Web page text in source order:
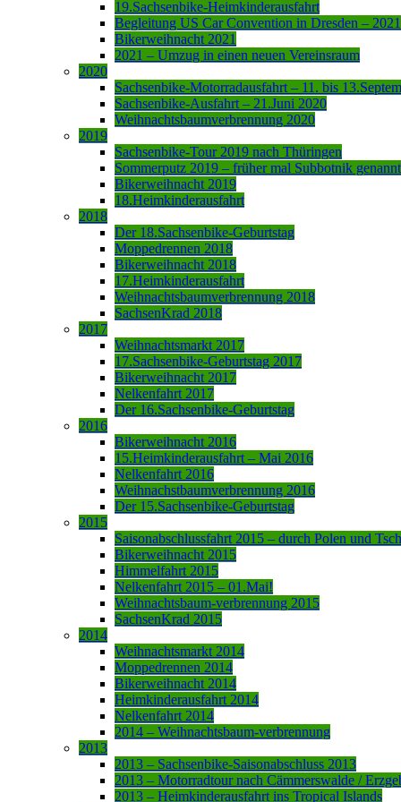
19.Sachsenbike-Heimkinderausfahrt
Begleitung US Car Convention in Dresden – 2021
Bikerweihnacht 2021
2021 – Umzug in einen neuen Vereinsraum
2020
Sachsenbike-Motorradausfahrt – 11. bis
Sachsenbike-Ausfahrt – 21.Juni 2020
Weihnachtsbaumverbrennung 2020
2019
Sachsenbike-Tour 2019 nach Thüringen
Sommerputz 2019 – früher mal Subbotnik genannt
Bikerweihnacht 2019
18.Heimkinderausfahrt
2018
Der 18.Sachsenbike-Geburtstag
Moppedrennen 2018
Bikerweihnacht 2018
17.Heimkinderausfahrt
Weihnachtsbaumverbrennung 2018
SachsenKrad 2018
2017
Weihnachtsmarkt 2017
17.Sachsenbike-Geburtstag 2017
Bikerweihnacht 2017
Nelkenfahrt 2017
Der 16.Sachsenbike-Geburtstag
2016
Bikerweihnacht 2016
15.Heimkinderausfahrt – Mai 2016
Nelkenfahrt 2016
Weihnachstbaumverbrennung 2016
Der 15.Sachsenbike-Geburtstag
2015
Saisonabschlussfahrt 2015 – durch Polen und
Bikerweihnacht 2015
Himmelfahrt 2015
Nelkenfahrt 2015 – 01.Mai!
Weihnachtsbaum-verbrennung 2015
SachsenKrad 2015
2014
Weihnachtsmarkt 2014
Moppedrennen 2014
Bikerweihnacht 2014
Heimkinderausfahrt 2014
Nelkenfahrt 2014
2014 – Weihnachtsbaum-verbrennung
2013
2013 – Sachsenbike-Saisonabschluss 2013
2013 – Motorradtour nach Cämmerswalde /
2013 – Heimkinderausfahrt ins Tropical Islands